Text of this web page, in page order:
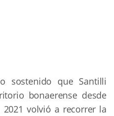
sostenido que Santilli
bonaerense desde
2021 volvió a recorrer la